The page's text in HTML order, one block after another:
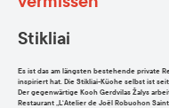
Stikliai
Es ist das am längsten bestehende private
inspiriert hat. Die Stikliai-Küche selbst ist
Der gegenwärtige Koch Gerdvilas Žalys
Restaurant „L‘Atelier de Joël Robuchon